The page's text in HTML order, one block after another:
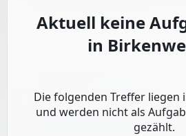
Aktuell keine
in
Die folgenden Treffer liegen
und werden nicht als
gezählt.